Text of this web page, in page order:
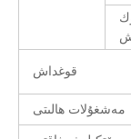
قوغداش
مەشغۇلات ھالىتى